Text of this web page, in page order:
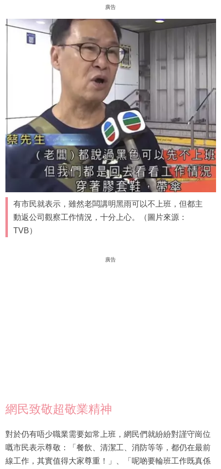
廣告
有市民就表示，雖然老闆講明黑雨可以不上班，但都主
動返公司觀察工作情況，十分上心。（圖片來源：
TVB）
廣告
網民致敬超敬業精神
對於仍有唔少職業需要如常上班，網民們就紛紛對謹守崗位
嘅市民表示尊敬：「餐飲、清潔工、消防等等，都仍在最前
線工作，其實值得大家尊重！」、「呢啲要輪班工作既真係